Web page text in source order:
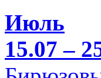
Июль
15.07 –